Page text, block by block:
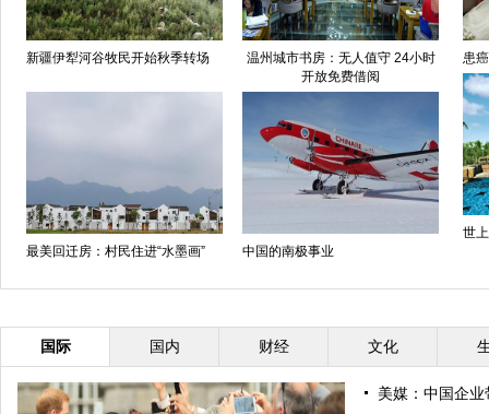
新疆伊犁河谷牧民开始秋季转场
温州城市书房：无人值守 24小时
开放免费借阅
最美回迁房：村民住进“水墨画” 中国的南极事业
患
世
国际 国内 财经 文化
美媒：中国企